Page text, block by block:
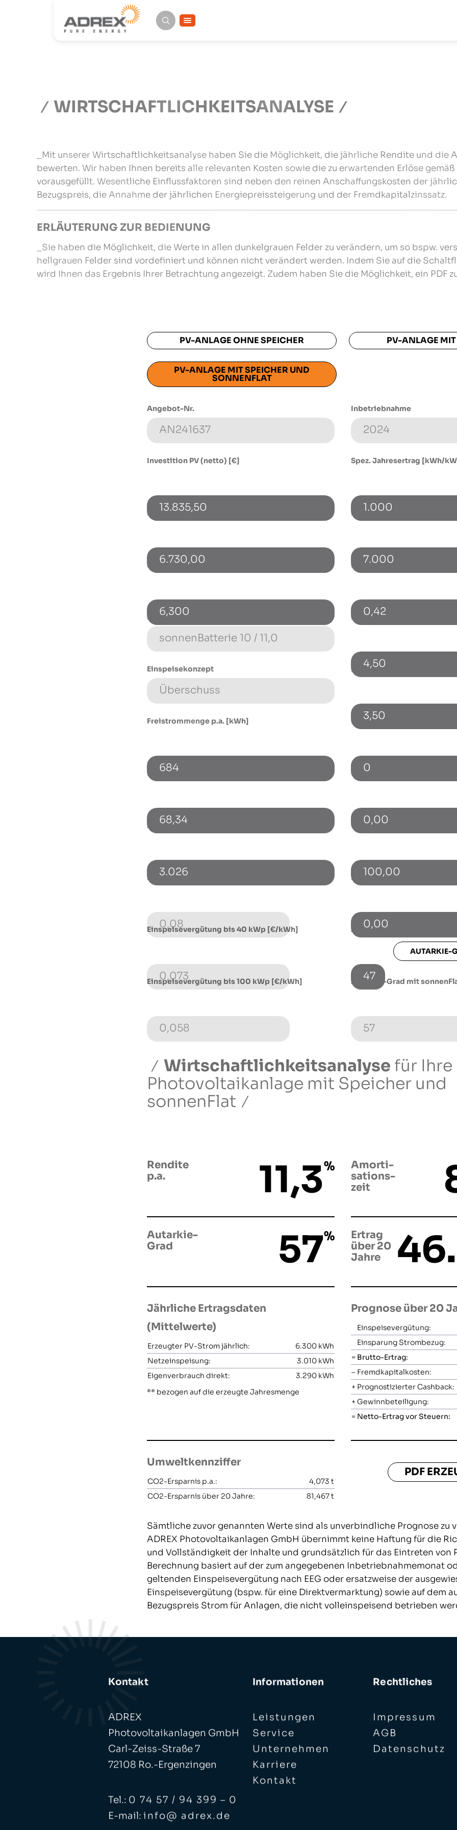
WIRTSCHAFTLICHKEITSANALYSE
_Mit unserer Wirtschaftlichkeitsanalyse haben Sie die Möglichkeit, die jährliche Rendite und die
bewerten. Wir haben Ihnen bereits alle relevanten Kosten sowie die zu erwartenden Erlöse
vorausgefüllt. Wesentliche Einflussfaktoren sind neben den reinen Anschaffungskosten der
Bezugspreis, die Annahme der jährlichen Energiepreissteigerung und der Fremdkapitalzinssatz.
ERLÄUTERUNG ZUR BEDIENUNG
_Sie haben die Möglichkeit, die Werte in allen dunkelgrauen Felder zu verändern, um so bspw.
hellgrauen Felder sind vordefiniert und können nicht verändert werden. Indem Sie auf die
wird Ihnen das Ergebnis Ihrer Betrachtung angezeigt. Zudem haben Sie die Möglichkeit, ein PDF
PV-ANLAGE OHNE SPEICHER PV-ANLAGE MIT
PV-ANLAGE MIT SPEICHER UND
SONNENFLAT
Angebot-Nr.
Investition PV (netto) [€]
13.835,50
Investition Speicher (netto) [€]
6.730,00
PV-Leistung [kWp]
6,300
Energiespeicher (Typ)
Einspeisekonzept
Freistrommenge p.a. [kWh]
684
Monatlicher Flat-Abschlag [€]
68,34
Zusätzlicher Netzbezug [kWh]
3.026
Einspeisevergütung bis 10 kWp [€/kWh]
0,08
Einspeisevergütung bis 40 kWp [€/kWh]
0,073
Einspeisevergütung bis 100 kWp [€/kWh]
0,058
Inbetriebnahme
Spez. Jahresertrag [kWh/
1.000
Energieverbrauch [kWh]
7.000
Bezugspreis [€/kWh]
0,42
Energiepreissteigerung p.a.
4,50
Fremdkapitalzinssatz [%]
3,50
Ungenutzte
0
Cashback p.a. [€]
0,00
Gewinnbeteiligung p.a. [€]
100,00
Förderung / Zuschuss [€]
0,00
Autarkie-Grad ohne
47
AUTARKIE-
Autarkie-Grad mit
57
Wirtschaftlichkeitsanalyse für Ihre
Photovoltaikanlage mit Speicher und
sonnenFlat
Rendite
p.a.
11,3%
Amorti­
sations­
zeit
Autarkie-
Grad
57%
Ertrag
über 20
Jahre
Jährliche Ertragsdaten
(Mittelwerte)
Erzeugter PV-Strom jährlich: 6.300 kWh
Netzeinspeisung:
3.010 kWh
Eigenverbrauch direkt:
3.290 kWh
** bezogen auf die erzeugte Jahresmenge
Prognose über 20
Einspeisevergütung:
Einsparung Strombezug:
= Brutto-Ertrag:
– Fremdkapitalkosten:
+ Prognostizierter Cashback:
+Gewinnbeteiligung:
= Netto-Ertrag vor Steuern:
Umweltkennziffer
CO2-Ersparnis p.a.: 4,073 t
CO2-Ersparnis über 20 Jahre:
81,467t
PDF
Sämtliche zuvor genannten Werte sind als unverbindliche Prognose zu
ADREX Photovoltaikanlagen GmbH übernimmt keine Haftung für die
und Vollständigkeit der Inhalte und grundsätzlich für das Eintreten von
Berechnung basiert auf der zum angegebenen Inbetriebnahmemonat
geltenden Einspeisevergütung nach EEG oder ersatzweise der
Einspeisevergütung (bspw. für eine Direktvermarktung) sowie auf dem
Bezugspreis Strom für Anlagen, die nicht volleinspeisend betrieben
Kontakt
ADREX
Photovoltaikanlagen GmbH
Carl-Zeiss-Straße 7
72108 Ro.-Ergenzingen
Tel.: 0 74 57 / 94 399 – 0
E-mail: info@ adrex.de
Informationen
Leistungen
Service
Unternehmen
Karriere
Kontakt
Rechtliches
Impressum
AGB
Datenschutz